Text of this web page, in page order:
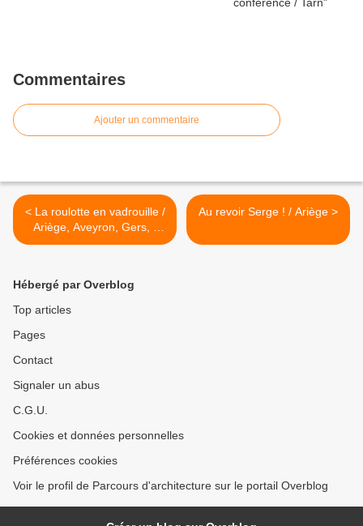
Commentaires
Ajouter un commentaire
< La roulotte en vadrouille /
Ariège, Aveyron, Gers, ,
Hautes-Pyrénées, Lozère
Au revoir Serge ! / Ariège >
Hébergé par Overblog
Top articles
Pages
Contact
Signaler un abus
C.G.U.
Cookies et données personnelles
Préférences cookies
Voir le profil de Parcours d'architecture sur le portail Overblog